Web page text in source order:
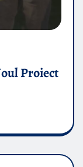
Proiect